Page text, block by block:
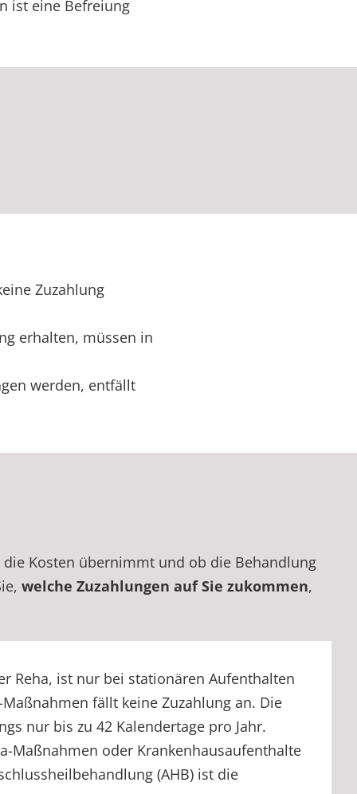
ist eine Befreiung
Zuzahlung
erhalten, müssen in
werden, entfällt
Kosten übernimmt und ob die Behandlung
welche Zuzahlungen auf Sie zukommen,
Reha, ist nur bei stationären Aufenthalten
fällt keine Zuzahlung an. Die
nur bis zu 42 Kalendertage pro Jahr.
Maßnahmen oder Krankenhausaufenthalte
(AHB) ist die